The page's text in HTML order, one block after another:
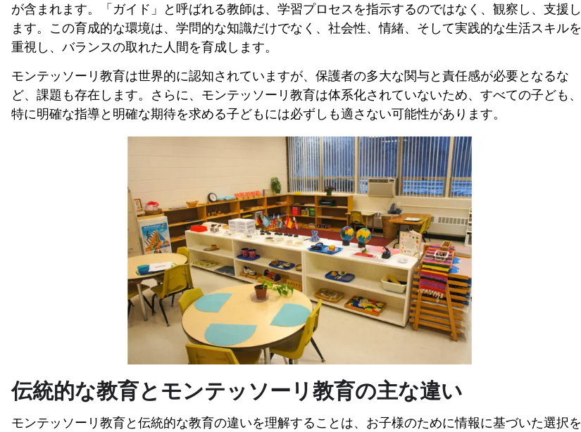
が含まれます。「ガイド」と呼ばれる教師は、学習プロセスを指示するのではなく、観察し、支援し
ます。この育成的な環境は、学問的な知識だけでなく、社会性、情緒、そして実践的な生活スキルを
重視し、バランスの取れた人間を育成します。
モンテッソーリ教育は世界的に認知されていますが、保護者の多大な関与と責任感が必要となるな
ど、課題も存在します。さらに、モンテッソーリ教育は体系化されていないため、すべての子ども、
特に明確な指導と明確な期待を求める子どもには必ずしも適さない可能性があります。
伝統的な教育とモンテッソーリ教育の主な違い
モンテッソーリ教育と伝統的な教育の違いを理解することは、お子様のために情報に基づいた選択を